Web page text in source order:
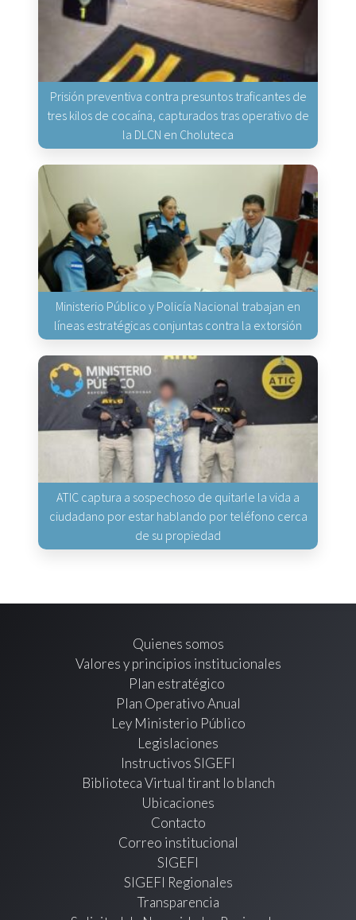
Prisión preventiva contra presuntos traficantes de
tres kilos de cocaína, capturados tras operativo de
la DLCN en Choluteca
Ministerio Público y Policía Nacional trabajan en
líneas estratégicas conjuntas contra la extorsión
ATIC captura a sospechoso de quitarle la vida a
ciudadano por estar hablando por teléfono cerca
de su propiedad
Quienes somos
Valores y principios institucionales
Plan estratégico
Plan Operativo Anual
Ley Ministerio Público
Legislaciones
Instructivos SIGEFI
Biblioteca Virtual tirant lo blanch
Ubicaciones
Contacto
Correo institucional
SIGEFI
SIGEFI Regionales
Transparencia